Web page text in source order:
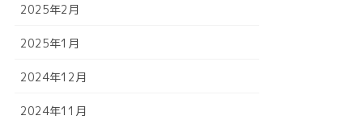
2025年2月
2025年1月
2024年12月
2024年11月